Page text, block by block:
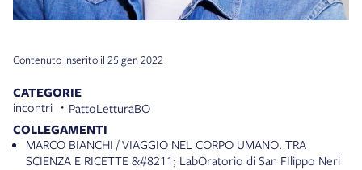
CATEGORIE
incontri PattoLetturaBO
COLLEGAMENTI
MARCO BIANCHI / VIAGGIO NEL CORPO UMANO. TRA
SCIENZA E RICETTE &#8211; LabOratorio di San FIlippo Neri
Contenuto inserito il 25 gen 2022